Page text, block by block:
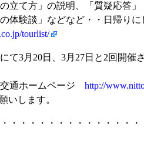
立て方」の説明、「質疑応答
の体験談」などなど・・日帰
tourlist/
て3月20日、3月27日と2回開
通ホームページ http://
いします。
・・・・・・・・・・・・・・